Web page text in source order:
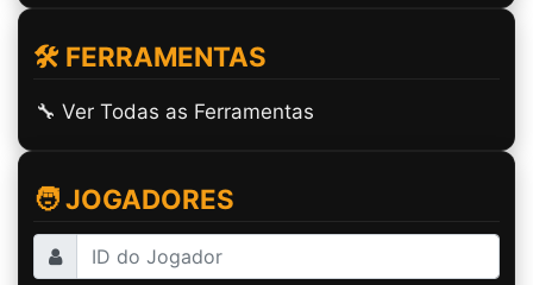
🛠️ FERRAMENTAS
🔧 Ver Todas as Ferramentas
🧑 JOGADORES